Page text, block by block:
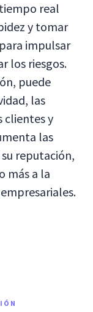
real
y tomar
impulsar
los riesgos.
puede
las
clientes y
las
reputación,
más a la